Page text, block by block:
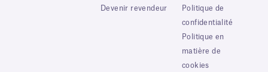
Devenir revendeur
Politique de
confidentialité
Politique en
matière de
cookies